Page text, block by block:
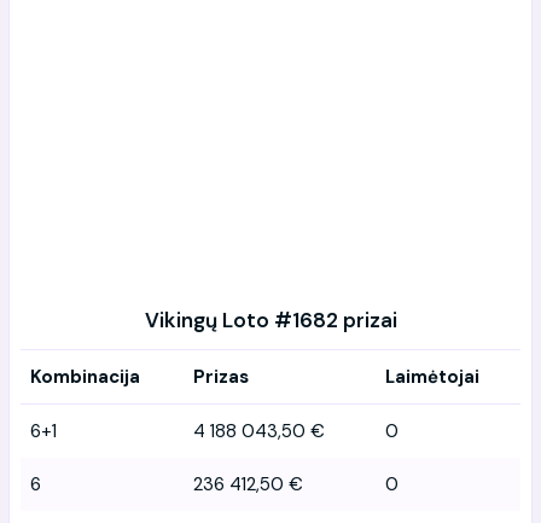
Vikingų Loto #1682 prizai
Kombinacija Prizas Laimėtojai
6+1 4 188 043,50 € 0
6 236 412,50 € 0